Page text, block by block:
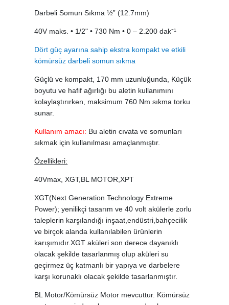
Darbeli Somun Sıkma ½” (12.7mm)
40V maks. • 1/2" • 730 Nm • 0 – 2.200 dak⁻¹
Dört güç ayarına sahip ekstra kompakt ve etkili
kömürsüz darbeli somun sıkma
Güçlü ve kompakt, 170 mm uzunluğunda, Küçük
boyutu ve hafif ağırlığı bu aletin kullanımını
kolaylaştırırken, maksimum 760 Nm sıkma torku
sunar.
Kullanım amacı: Bu aletin cıvata ve somunları
sıkmak için kullanılması amaçlanmıştır.
Özellikleri:
40Vmax, XGT,BL MOTOR,XPT
XGT(Next Generation Technology Extreme
Power); yenilikçi tasarım ve 40 volt akülerle zorlu
taleplerin karşılandığı inşaat,endüstri,bahçecilik
ve birçok alanda kullanılabilen ürünlerin
karışımıdır.XGT aküleri son derece dayanıklı
olacak şekilde tasarlanmış olup aküleri su
geçirmez üç katmanlı bir yapıya ve darbelere
karşı korunaklı olacak şekilde tasarlanmıştır.
BL Motor/Kömürsüz Motor mevcuttur. Kömürsüz